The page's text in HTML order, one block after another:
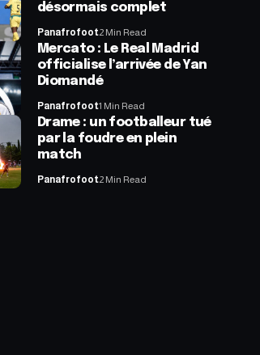
désormais complet
Panafrofoot2 Min Read
Mercato : Le Real Madrid
officialise l’arrivée de Yan
Diomandé
Panafrofoot1 Min Read
Drame : un footballeur tué
par la foudre en plein
match
Panafrofoot2 Min Read